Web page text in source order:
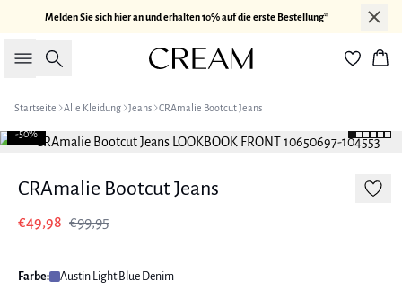
Melden Sie sich hier an und erhalten 10% auf die erste Bestellung*
Suche
Startseite Alle Kleidung Jeans CRAmalie Bootcut Jeans
-50%
CRAmalie Bootcut Jeans
€49,98 €99,95
Farbe: Austin Light Blue Denim